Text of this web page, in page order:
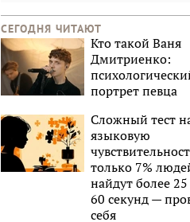
СЕГОДНЯ ЧИТАЮТ
Кто такой Ваня
Дмитриенко:
портрет певца
Сложный тест
языковую
только 7%
найдут более 25
60 секунд —
себя